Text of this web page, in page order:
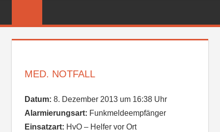
FEUERWEHR
MED. NOTFALL
Datum: 8. Dezember 2013 um 16:38 Uhr
Alarmierungsart: Funkmeldeempfänger
Einsatzart: HvO – Helfer vor Ort